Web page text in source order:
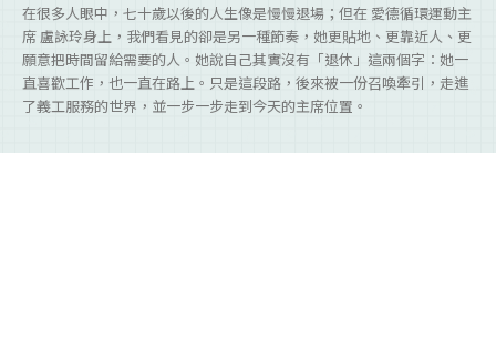
在很多人眼中，七十歲以後的人生像是慢慢退場；但在 愛德循環運動主
席 盧詠玲身上，我們看見的卻是另一種節奏，她更貼地、更靠近人、更
願意把時間留給需要的人。她說自己其實沒有「退休」這兩個字：她一
直喜歡工作，也一直在路上。只是這段路，後來被一份召喚牽引，走進
了義工服務的世界，並一步一步走到今天的主席位置。